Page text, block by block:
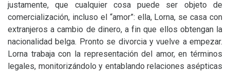
justamente, que cualquier cosa puede ser objeto de
comercialización, incluso el “amor”: ella, Lorna, se casa con
extranjeros a cambio de dinero, a fin que ellos obtengan la
nacionalidad belga. Pronto se divorcia y vuelve a empezar.
Lorna trabaja con la representación del amor, en términos
legales, monitorizándolo y entablando relaciones asépticas